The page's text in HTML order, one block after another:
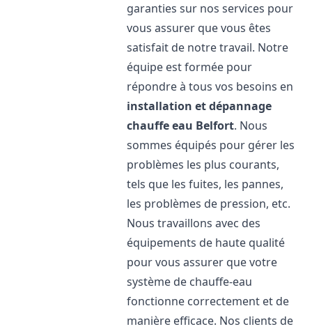
garanties sur nos services pour
vous assurer que vous êtes
satisfait de notre travail. Notre
équipe est formée pour
répondre à tous vos besoins en
installation et dépannage
chauffe eau Belfort. Nous
sommes équipés pour gérer les
problèmes les plus courants,
tels que les fuites, les pannes,
les problèmes de pression, etc.
Nous travaillons avec des
équipements de haute qualité
pour vous assurer que votre
système de chauffe-eau
fonctionne correctement et de
manière efficace. Nos clients de